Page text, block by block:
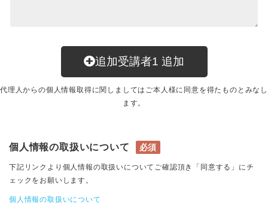
追加受講者1 追加
代理人からの個人情報取得に関しましてはご本人様に同意を得たものとみなし
ます。
個人情報の取扱いについて 必須
下記リンクより個人情報の取扱いについてご確認頂き「同意する」にチ
ェックをお願いします。
個人情報の取扱いについて